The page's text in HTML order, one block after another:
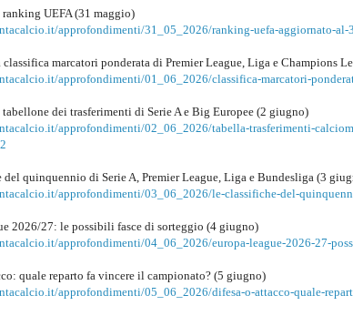
UEFA (31 maggio)
approfondimenti/31_05_2026/ranking-uefa-aggiornato-al-
marcatori ponderata di Premier League, Liga e Champions
approfondimenti/01_06_2026/classifica-marcatori-
dei trasferimenti di Serie A e Big Europee (2 giugno)
approfondimenti/02_06_2026/tabella-trasferimenti-
del quinquennio di Serie A, Premier League, Liga e Bundesliga (3
approfondimenti/03_06_2026/le-classifiche-del-
2026/27: le possibili fasce di sorteggio (4 giugno)
approfondimenti/04_06_2026/europa-league-2026-27-
quale reparto fa vincere il campionato? (5 giugno)
approfondimenti/05_06_2026/difesa-o-attacco-quale-